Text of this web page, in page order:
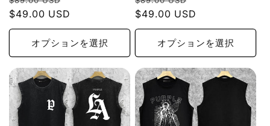
常
価
ー
ル
価
格
$49.00 USD
オプションを選択
常
価
ー
ル
価
格
$49.00 USD
オプションを選択